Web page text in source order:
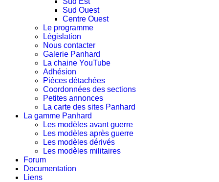
Sud Ouest
Centre Ouest
Le programme
Législation
Nous contacter
Galerie Panhard
La chaine YouTube
Adhésion
Pièces détachées
Coordonnées des sections
Petites annonces
La carte des sites Panhard
La gamme Panhard
Les modèles avant guerre
Les modèles après guerre
Les modèles dérivés
Les modèles militaires
Forum
Documentation
Liens